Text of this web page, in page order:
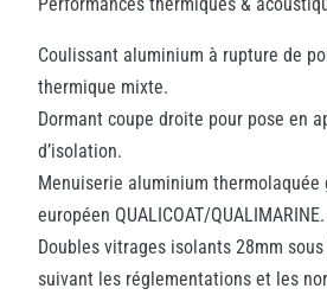
Coulissant aluminium à rupture de
thermique mixte.
Dormant coupe droite pour pose en
d’isolation.
Menuiserie aluminium
européen QUALICOAT/QUALIMARINE.
Doubles vitrages isolants 28mm
suivant les réglementations et les